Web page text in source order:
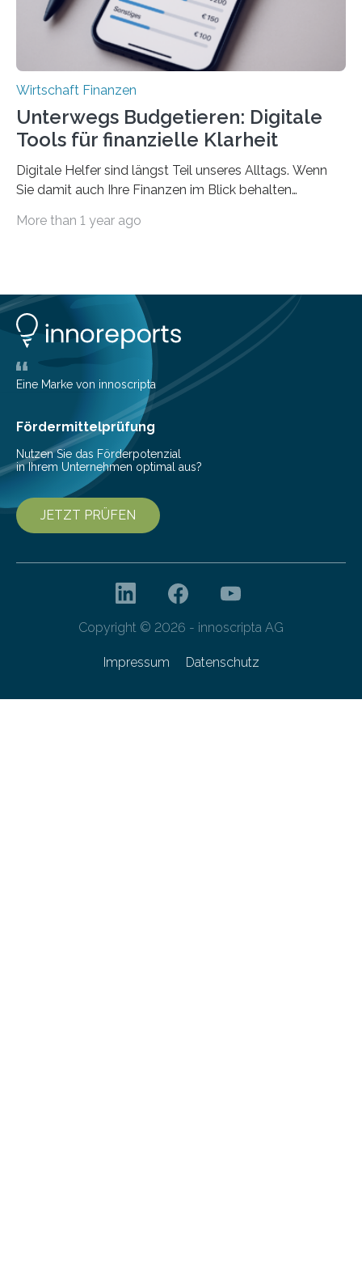
Wirtschaft Finanzen
Unterwegs Budgetieren: Digitale
Tools für finanzielle Klarheit
Digitale Helfer sind längst Teil unseres Alltags. Wenn
Sie damit auch Ihre Finanzen im Blick behalten
die genau das ermöglichen: Sie helfen Ihnen, Ausgaben
Lösungen interessieren. 1. Multibanking-Tools: Alle
Konten auf einen Blick Viele Banken bieten bereits in
ihrem Online-Banking eine Multibanking-Funktion an,
mit der sich Konten bei anderen Banken…
More than 1 year ago
Eine Marke von innoscripta
Fördermittelprüfung
Nutzen Sie das Förderpotenzial
in Ihrem Unternehmen optimal aus?
JETZT PRÜFEN
Copyright © 2026 - innoscripta AG
Impressum Datenschutz